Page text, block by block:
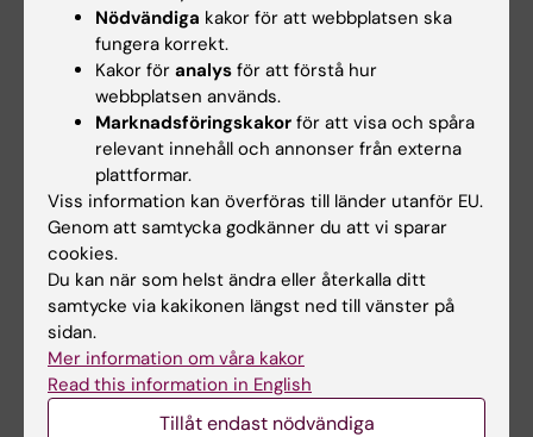
Publikation
"Midbrain circuits that set locomotor speed
and gait selection”
Caggiano V, Leiras R, Goñi-Erro H, Masini D,
Bellardita C, Bouvier J, Caldeira V, Fisone G &
Kiehn O
Nature, online 17 januari 2018, doi:
10.1038/nature25448
Tags
Neurovetenskap Parkinsons sjukdom
Nödvändiga kakor för att webbplatsen ska
fungera korrekt.
Kakor för analys för att förstå hur
webbplatsen används.
Marknadsföringskakor för att visa och spåra
relevant innehåll och annonser från externa
plattformar.
Viss information kan överföras till länder utanför EU.
Genom att samtycka godkänner du att vi sparar
cookies.
Du kan när som helst ändra eller återkalla ditt
samtycke via kakikonen längst ned till vänster på
sidan.
Mer information om våra kakor
Read this information in English
Tillåt endast nödvändiga